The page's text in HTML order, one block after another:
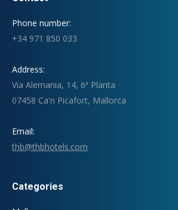
Phone number:
+34 971 850 033
Address:
Via Alemania, 14, 6ª Planta
07458 Ca'n Picafort, Mallorca
Email:
thb@thbhotels.com
Categories